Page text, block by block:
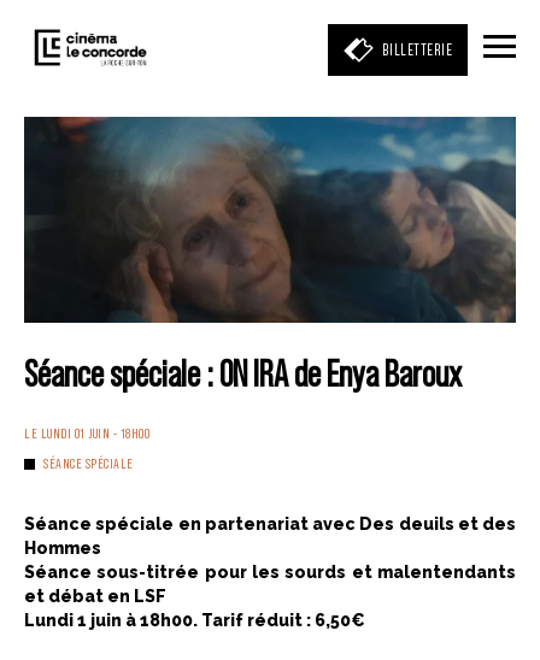
BILLETTERIE
Entrez votre mot clé
(film, réalisateur, acteur, événement)
Séance spéciale : ON IRA de Enya Baroux
LE LUNDI 01 JUIN - 18H00
SÉANCE SPÉCIALE
Séance spéciale en partenariat avec Des deuils et des
Hommes
Séance sous-titrée pour les sourds et malentendants
et débat en LSF
Lundi 1 juin à 18h00. Tarif réduit : 6,50€